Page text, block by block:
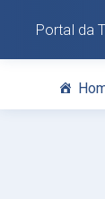
Portal da